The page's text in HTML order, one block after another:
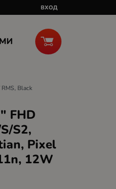
ВХОД
Black
FHD
S2,
Pixel
12W